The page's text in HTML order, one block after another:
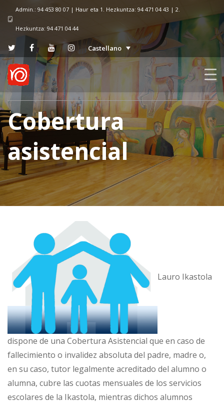
Admin.: 94 453 80 07 | Haur eta 1. Hezkuntza: 94 471 04 43 | 2.
Hezkuntza: 94 471 04 44
Castellano
Cobertura
asistencial
Lauro Ikastola
dispone de una Cobertura Asistencial que en caso de
fallecimiento o invalidez absoluta del padre, madre o,
en su caso, tutor legalmente acreditado del alumno o
alumna, cubre las cuotas mensuales de los servicios
escolares de la Ikastola, mientras dichos alumnos